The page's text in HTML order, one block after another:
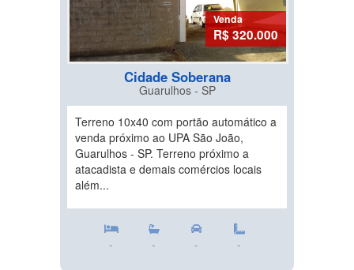
Venda
R$ 320.000
Cidade Soberana
Guarulhos - SP
Terreno 10x40 com portão automático a
venda próximo ao UPA São João,
Guarulhos - SP. Terreno próximo a
atacadista e demais comércios locais
além...
- - - -